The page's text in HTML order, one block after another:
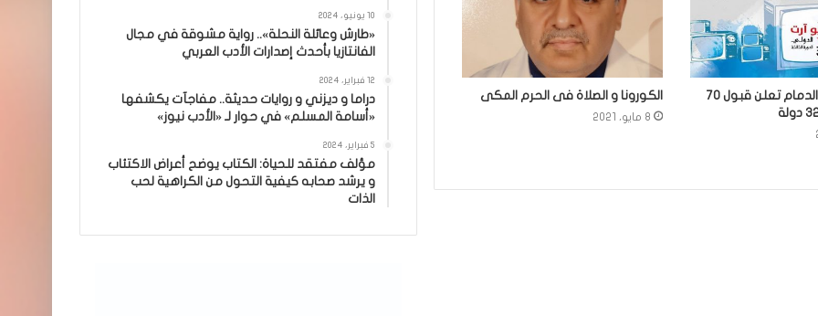
ثقافة وفنون الدمام تعلن قبول ٧٠ الكورونا و الصلاة فى الحرم المكى
8 مايو، 2021
10 يونيو، 2024
«طارش وعائلة النحلة».. رواية مشوقة في مجال
الفانتازيا بأحدث إصدارات الأدب العربي
12 فبراير، 2024
دراما و ديزني و روايات حديثة.. مفاجآت يكشفها
«أسامة المسلم» في حوار لـ «الأدب نيوز»
5 فبراير، 2024
مؤلف مفتقد للحياة: الكتاب يوضح أعراض الاكتئاب
و يرشد صحابه كيفية التحول من الكراهية لحب
الذات